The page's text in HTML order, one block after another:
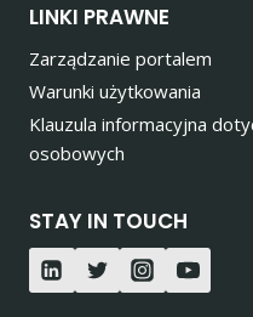
LINKI PRAWNE
Zarządzanie portalem
Warunki użytkowania
Klauzula informacyjna
osobowych
STAY IN TOUCH